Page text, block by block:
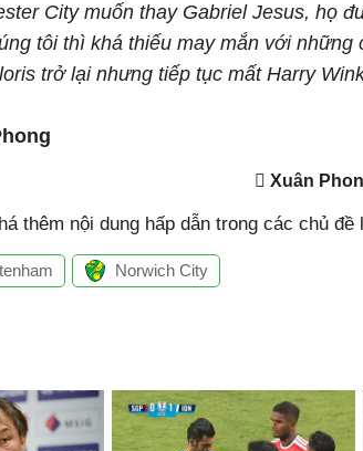
City muốn thay Gabriel Jesus, họ
tôi thì khá thiếu may mắn với
trở lại nhưng tiếp tục mất Harry
Xuân
thêm nội dung hấp dẫn trong các chủ đề
Norwich City